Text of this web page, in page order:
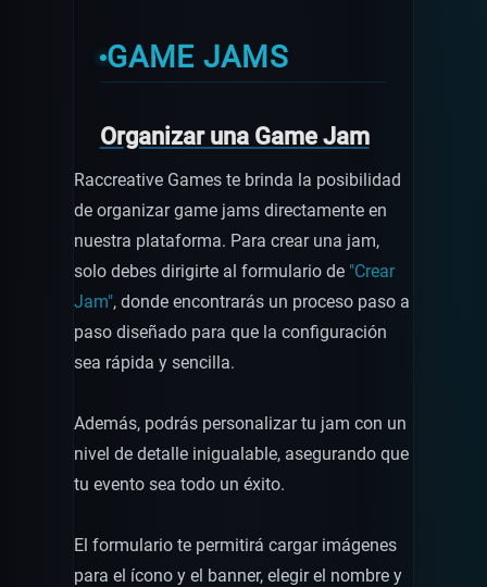
GAME JAMS
Organizar una Game Jam
Raccreative Games te brinda la posibilidad
de organizar game jams directamente en
nuestra plataforma. Para crear una jam,
solo debes dirigirte al formulario de "Crear
Jam", donde encontrarás un proceso paso a
paso diseñado para que la configuración
sea rápida y sencilla.
Además, podrás personalizar tu jam con un
nivel de detalle inigualable, asegurando que
tu evento sea todo un éxito.
El formulario te permitirá cargar imágenes
para el ícono y el banner, elegir el nombre y